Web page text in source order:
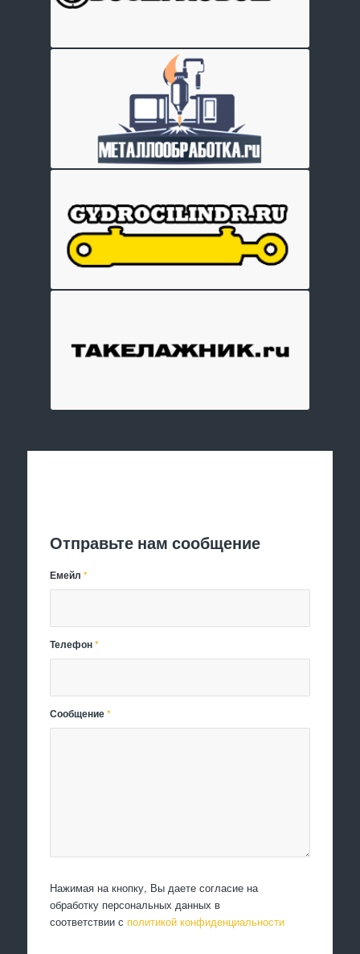
Отправьте нам сообщение
Емейл*
Телефон*
Сообщение*
Нажимая на кнопку, Вы даете согласие на
обработку персональных данных в
соответствии с политикой конфиденциальности